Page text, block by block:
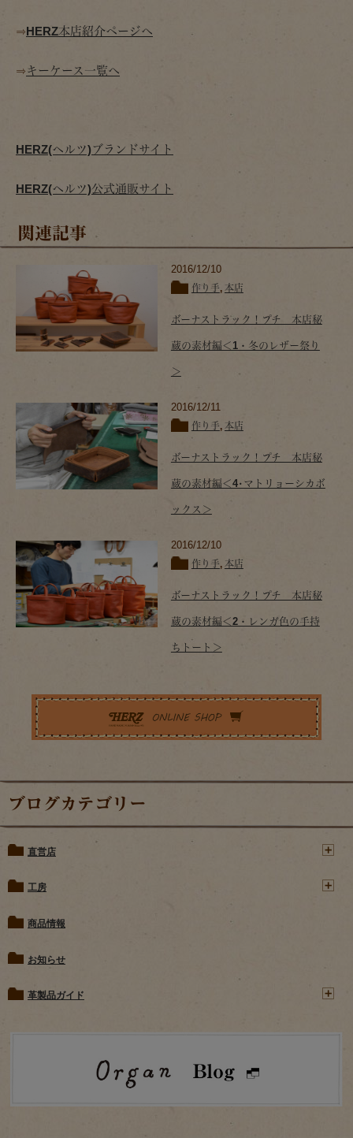
⇒HERZ本店紹介ページへ
⇒キーケース一覧へ
HERZ(ヘルツ)ブランドサイト
HERZ(ヘルツ)公式通販サイト
関連記事
2016/12/10
作り手, 本店
ボーナストラック！プチ 本店秘
蔵の素材編＜1・冬のレザー祭り
＞
2016/12/11
作り手, 本店
ボーナストラック！プチ 本店秘
蔵の素材編＜4･マトリョーシカボ
ックス＞
2016/12/10
作り手, 本店
ボーナストラック！プチ 本店秘
蔵の素材編＜2・レンガ色の手持
ちトート＞
ブログカテゴリー
直営店
工房
商品情報
お知らせ
革製品ガイド